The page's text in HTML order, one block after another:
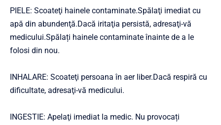
PIELE: Scoateţi hainele contaminate.Spălaţi imediat cu
apă din abundenţă.Dacă iritaţia persistă, adresaţi-vă
medicului.Spălați hainele contaminate înainte de a le
folosi din nou.
INHALARE: Scoateţi persoana în aer liber.Dacă respiră cu
dificultate, adresaţi-vă medicului.
INGESTIE: Apelaţi imediat la medic. Nu provocați